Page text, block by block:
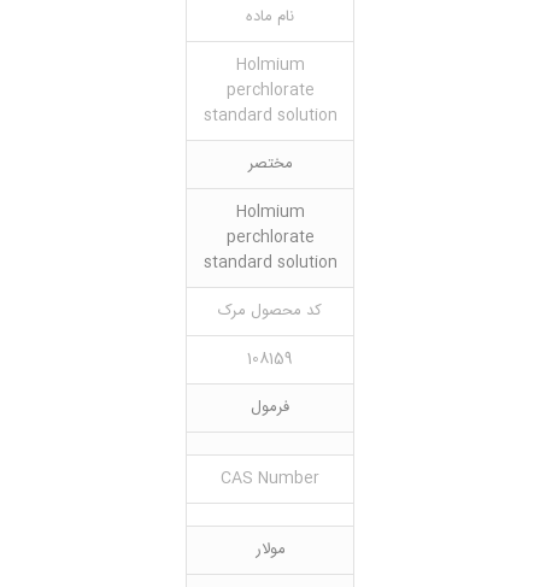
نام ماده
Holmium
perchlorate
standard solution
مختصر
Holmium
perchlorate
standard solution
کد محصول مرک
108159
فرمول
CAS Number
مولار